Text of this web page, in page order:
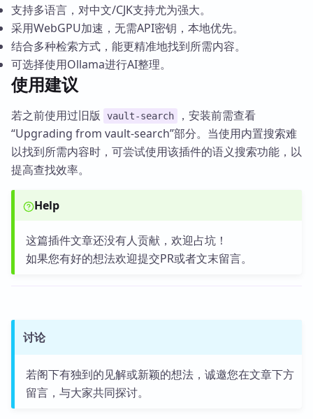
支持多语言，对中文/CJK支持尤为强大。
采用WebGPU加速，无需API密钥，本地优先。
结合多种检索方式，能更精准地找到所需内容。
可选择使用Ollama进行AI整理。
使用建议
若之前使用过旧版 vault-search
，安装前需查看
“Upgrading from vault-search”部分。当使用内置搜索难
以找到所需内容时，可尝试使用该插件的语义搜索功能，以
提高查找效率。
Help
这篇插件文章还没有人贡献，欢迎占坑！
如果您有好的想法欢迎提交PR或者文末留言。
讨论
若阁下有独到的见解或新颖的想法，诚邀您在文章下方
留言，与大家共同探讨。